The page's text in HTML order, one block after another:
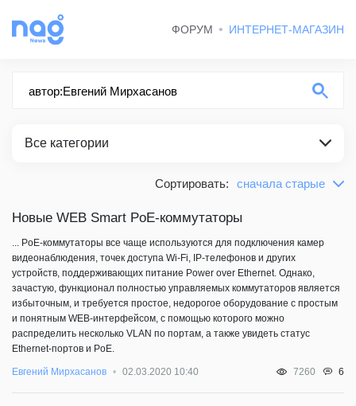
ФОРУМ ИНТЕРНЕТ-МАГАЗИН
Все категории
СТАТЬИ
Сортировать: сначала старые
по релевантности
Новые WEB Smart PoE-коммутаторы
... PoE-коммутаторы все чаще используются для подключения камер
видеонаблюдения, точек доступа Wi-Fi, IP-телефонов и других
устройств, поддерживающих питание Power over Ethernet. Однако,
зачастую, функционал полностью управляемых коммутаторов является
избыточным, и требуется простое, недорогое оборудование с простым
и понятным WEB-интерфейсом, с помощью которого можно
распределить несколько VLAN по портам, а также увидеть статус
Ethernet-портов и PoE.
Евгений Мирхасанов 02.03.2020 10:40 7260 6